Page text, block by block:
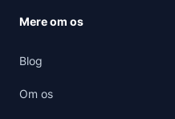
Mere om os
Blog
Om os